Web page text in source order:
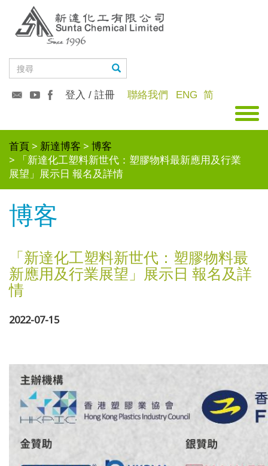
登入 / 註冊 聯絡我們 ENG 简
首頁 新達博客
博客
「新達化工塑料新世代：塑膠物料最新應用及行業
展望」展示日 報名及詳情
博客
「新達化工塑料新世代：塑膠物料最
新應用及行業展望」展示日 報名及詳
情
2022-07-15